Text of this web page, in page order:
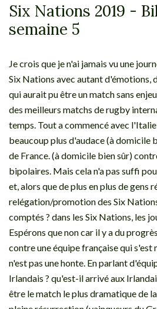
Six Nations 2019 -
semaine 5
Je crois que je n'ai jamais vu une
Six Nations avec autant d'émotions,
qui aurait pu être un match sans
des meilleurs matchs de rugby
temps. Tout a commencé avec
beaucoup plus d'audace (à domicile
de France. (à domicile bien sûr)
bipolaires. Mais cela n'a pas suffi
et, alors que de plus en plus de gens
relégation/promotion des Six
comptés ? dans les Six Nations, les
Espérons que non car il y a du
contre une équipe française qui s'est
n'est pas une honte. En parlant
Irlandais ? qu'est-il arrivé aux
être le match le plus dramatique de